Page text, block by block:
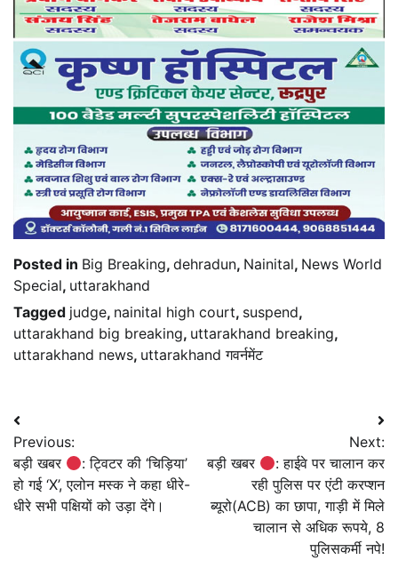
Posted in Big Breaking, dehradun, Nainital, News World
Special, uttarakhand
Tagged judge, nainital high court, suspend,
uttarakhand big breaking, uttarakhand breaking,
uttarakhand news, uttarakhand गवर्नमेंट
Post
navigation
Previous:
बड़ी खबर
: ट्विटर की ‘चिड़िया’
हो गई ‘X’, एलोन मस्क ने कहा धीरे-
धीरे सभी पक्षियों को उड़ा देंगे।
Next:
बड़ी खबर
: हाईवे पर चालान कर
रही पुलिस पर एंटी करप्शन
ब्यूरो(ACB) का छापा, गाड़ी में मिले
चालान से अधिक रूपये, 8
पुलिसकर्मी नपे!